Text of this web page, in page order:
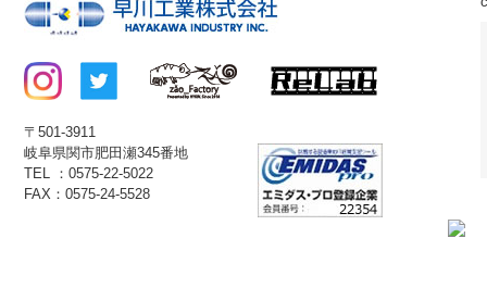
〒501-3911
岐阜県関市肥田瀬345番地
TEL ：0575-22-5022
FAX：0575-24-5528